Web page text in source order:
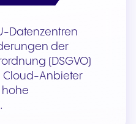
Datenzentren
der
(DSGVO)
Cloud-Anbieter
hohe